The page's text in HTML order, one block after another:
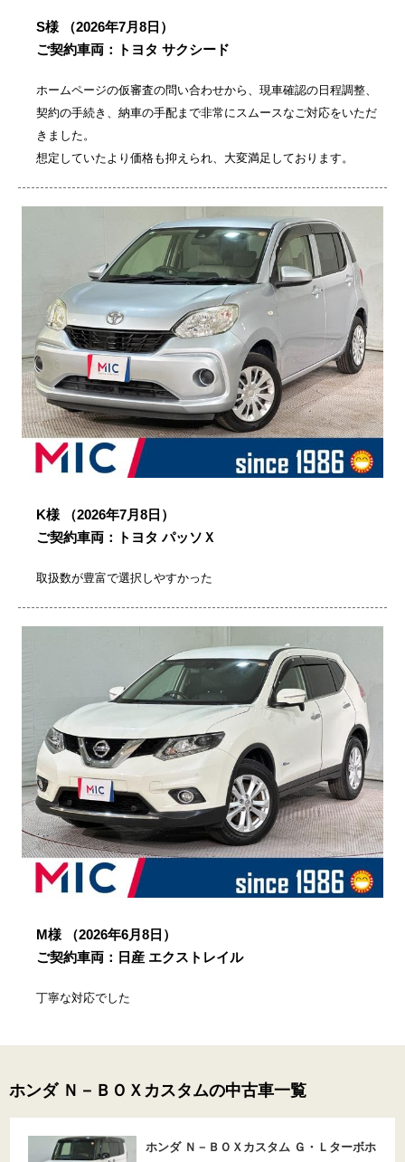
S様
（2026年7月8日）
ご契約車両：トヨタ サクシード
ホームページの仮審査の問い合わせから、現車確認の日程調整、
契約の手続き、納車の手配まで非常にスムースなご対応をいただ
きました。
想定していたより価格も抑えられ、大変満足しております。
K様
（2026年7月8日）
ご契約車両：トヨタ パッソＸ
取扱数が豊富で選択しやすかった
M様
（2026年6月8日）
ご契約車両：日産 エクストレイル
丁寧な対応でした
ホンダ Ｎ－ＢＯＸカスタムの中古車一覧
ホンダ Ｎ－ＢＯＸカスタム Ｇ・Ｌターボホ